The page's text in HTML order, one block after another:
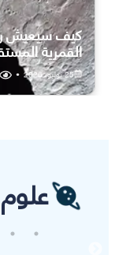
كيف سيعيش
القمرية
25 يوليو، 2026 •